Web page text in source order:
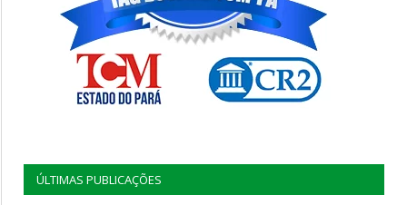
ÚLTIMAS PUBLICAÇÕES